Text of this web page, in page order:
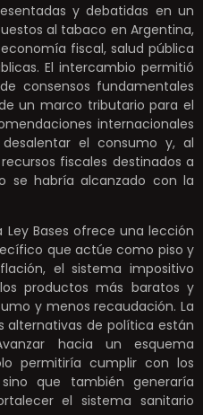
y debatidas en un
al tabaco en Argentina,
fiscal, salud pública
El intercambio permitió
consensos fundamentales
un marco tributario para el
internacionales
el consumo y, al
fiscales destinados a
se habría alcanzado con la
Bases ofrece una lección
que actúe como piso y
el sistema impositivo
productos más baratos y
y menos recaudación. La
alternativas de política están
hacia un esquema
permitiría cumplir con los
que también generaría
el sistema sanitario